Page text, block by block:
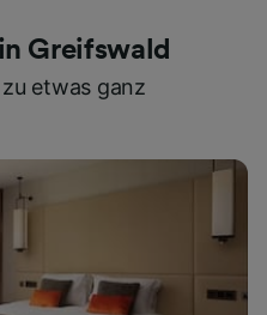
Greifswald
etwas ganz